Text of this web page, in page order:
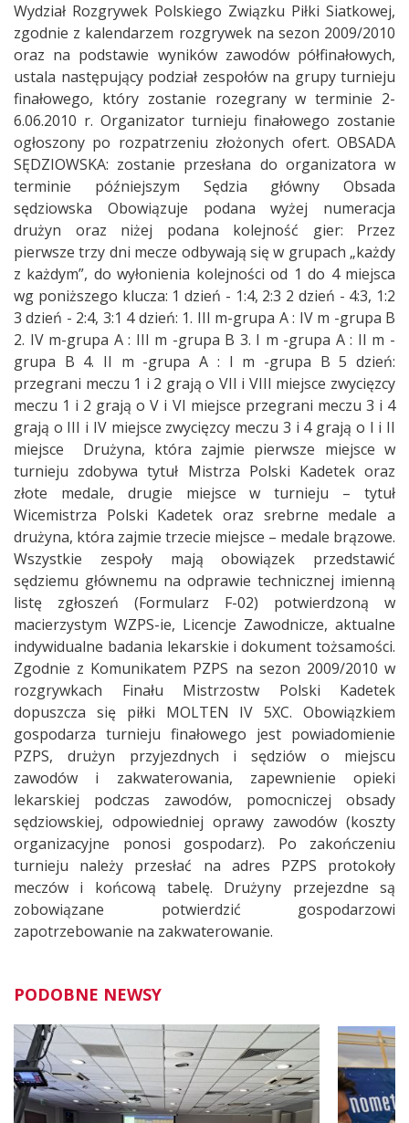
Wydział Rozgrywek Polskiego Związku Piłki Siatkowej,
zgodnie z kalendarzem rozgrywek na sezon 2009/2010
oraz na podstawie wyników zawodów półfinałowych,
ustala następujący podział zespołów na grupy turnieju
finałowego, który zostanie rozegrany w terminie 2-
6.06.2010 r. Organizator turnieju finałowego zostanie
ogłoszony po rozpatrzeniu złożonych ofert. OBSADA
SĘDZIOWSKA: zostanie przesłana do organizatora w
terminie późniejszym Sędzia główny Obsada
sędziowska Obowiązuje podana wyżej numeracja
drużyn oraz niżej podana kolejność gier: Przez
pierwsze trzy dni mecze odbywają się w grupach „każdy
z każdym”, do wyłonienia kolejności od 1 do 4 miejsca
wg poniższego klucza: 1 dzień - 1:4, 2:3 2 dzień - 4:3, 1:2
3 dzień - 2:4, 3:1 4 dzień: 1. III m-grupa A : IV m -grupa B
2. IV m-grupa A : III m -grupa B 3. I m -grupa A : II m -
grupa B 4. II m -grupa A : I m -grupa B 5 dzień:
przegrani meczu 1 i 2 grają o VII i VIII miejsce zwycięzcy
meczu 1 i 2 grają o V i VI miejsce przegrani meczu 3 i 4
grają o III i IV miejsce zwycięzcy meczu 3 i 4 grają o I i II
miejsce Drużyna, która zajmie pierwsze miejsce w
turnieju zdobywa tytuł Mistrza Polski Kadetek oraz
złote medale, drugie miejsce w turnieju – tytuł
Wicemistrza Polski Kadetek oraz srebrne medale a
drużyna, która zajmie trzecie miejsce – medale brązowe.
Wszystkie zespoły mają obowiązek przedstawić
sędziemu głównemu na odprawie technicznej imienną
listę zgłoszeń (Formularz F-02) potwierdzoną w
macierzystym WZPS-ie, Licencje Zawodnicze, aktualne
indywidualne badania lekarskie i dokument tożsamości.
Zgodnie z Komunikatem PZPS na sezon 2009/2010 w
rozgrywkach Finału Mistrzostw Polski Kadetek
dopuszcza się piłki MOLTEN IV 5XC. Obowiązkiem
gospodarza turnieju finałowego jest powiadomienie
PZPS, drużyn przyjezdnych i sędziów o miejscu
zawodów i zakwaterowania, zapewnienie opieki
lekarskiej podczas zawodów, pomocniczej obsady
sędziowskiej, odpowiedniej oprawy zawodów (koszty
organizacyjne ponosi gospodarz). Po zakończeniu
turnieju należy przesłać na adres PZPS protokoły
meczów i końcową tabelę. Drużyny przejezdne są
zobowiązane potwierdzić gospodarzowi
zapotrzebowanie na zakwaterowanie.
PODOBNE NEWSY